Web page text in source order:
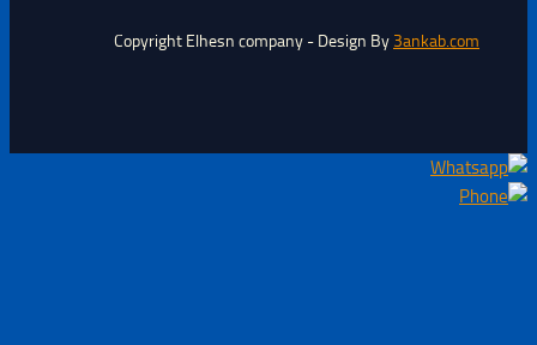
Copyright Elhesn company - Design By